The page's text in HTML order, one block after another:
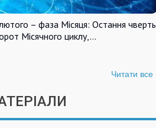
– фаза Місяця: Остання чверть
Місячного циклу,…
Читати все